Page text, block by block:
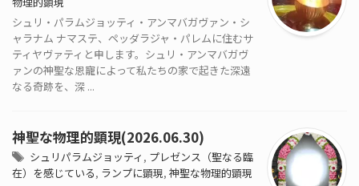
シュリ・パラムジョッティ・アンマバガヴァン・シ
ャラナム ナマステ、ペッダラジャ・パレムに住むサ
ティヤヴァティと申します。シュリ・アンマバガヴ
ァンの神聖な恩寵によって私たちの家で起きた深遠
なる奇跡を、深 ...
神聖な物理的顕現(2026.06.30)
シュリパラムジョッティ , プレゼンス（聖なる臨
在）を感じている, ランプに顕現, 神聖な物理的顕現